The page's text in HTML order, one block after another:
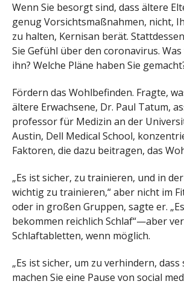
Wenn Sie besorgt sind, dass ältere
genug Vorsichtsmaßnahmen, nicht,
zu halten, Kernisan berät.
Sie Gefühl über den coronavirus.
ihn? Welche Pläne haben Sie
Fördern das Wohlbefinden. Fragte,
ältere Erwachsene, Dr. Paul Tatum,
professor für Medizin an der
Austin, Dell Medical School,
Faktoren, die dazu beitragen, das
„Es ist sicher, zu trainieren, und in
wichtig zu trainieren,“ aber nicht im
oder in großen Gruppen, sagte er.
bekommen reichlich Schlaf“—aber
Schlaftabletten, wenn möglich.
„Es ist sicher, um zu verhindern,
machen Sie eine Pause von social